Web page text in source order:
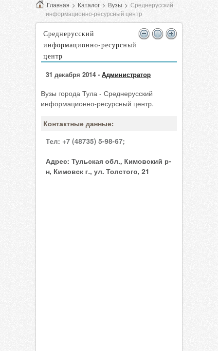
Главная > Каталог > Вузы > Среднерусский
информационно-ресурсный центр
Среднерусский
информационно-ресурсный
центр
31 декабря 2014 - Администратор
Вузы города Тула - Среднерусский
информационно-ресурсный центр.
Контактные данные:
Тел: +7 (48735) 5-98-67;
Адрес: Тульская обл., Кимовский р-
н, Кимовск г., ул. Толстого, 21